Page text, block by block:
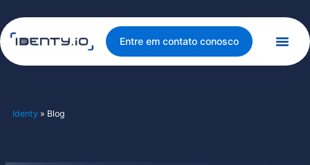
para
o
conteúdo
Entre em contato conosco
Identy» Blog